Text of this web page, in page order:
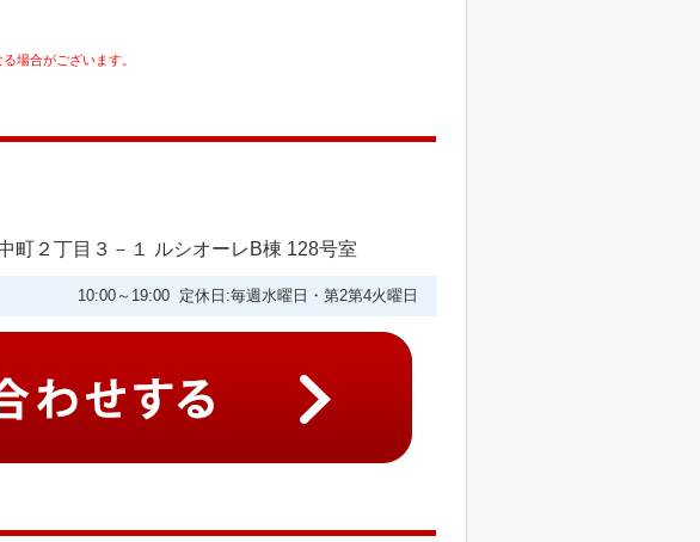
場合がございます。
町２丁目３－１ ルシオーレB棟 128号室
10:00～19:00 定休日:毎週水曜日・第2第4火曜日